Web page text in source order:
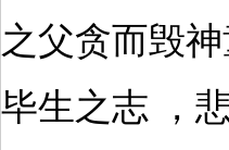
之父贪而毁
毕生之志